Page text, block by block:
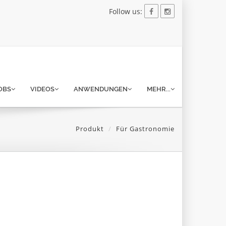
Follow us:
VIDEOS ANWENDUNGEN MEHR...
Produkt Für Gastronomie